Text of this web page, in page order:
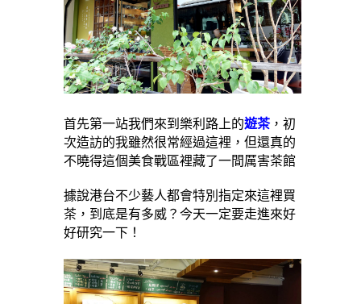
首先第一站我們來到樂利路上的遊茶，初
次造訪的我雖然很常經過這裡，但還真的
不曉得這個美食戰區裡藏了一間厲害茶館
據說港台不少藝人都會特別指定來這裡買
茶，到底是有多威？今天一定要走進來好
好研究一下！